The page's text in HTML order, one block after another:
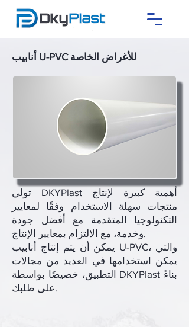
أنابيب U-PVC للأغراض الخاصة
تولي DKYPlast أهمية كبيرة لإنتاج
منتجات سهلة الاستخدام وفقًا لمعايير
التكنولوجيا المتقدمة مع أفضل جودة
وخدمة، مع الالتزام بمعايير الإنتاج.
يمكن أن يتم إنتاج أنابيب U-PVC، والتي
يمكن استخدامها في العديد من مجالات
التطبيق، خصيصًا بواسطة DKYPlast بناءً
على طلبك.